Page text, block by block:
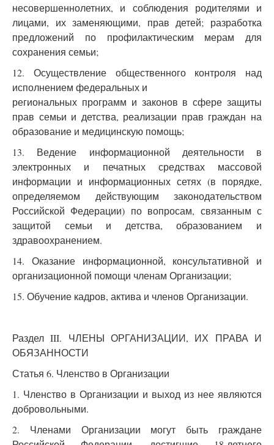
несовершеннолетних, и соблюдения родителями и
лицами, их заменяющими, прав детей; разработка
предложений по профилактическим мерам для
сохранения семьи;
12. Осуществление общественного контроля над
исполнением федеральных и
региональных программ и законов в сфере защиты
прав семьи и детства, реализации прав граждан на
образование и медицинскую помощь;
13. Ведение информационной деятельности в
электронных и печатных средствах массовой
информации и информационных сетях (в порядке,
определяемом действующим законодательством
Российской Федерации) по вопросам, связанным с
защитой семьи и детства, образованием и
здравоохранением.
14. Оказание информационной, консультативной и
организационной помощи членам Организации;
15. Обучение кадров, актива и членов Организации.
Раздел III. ЧЛЕНЫ ОРГАНИЗАЦИИ, ИХ ПРАВА И
ОБЯЗАННОСТИ
Статья 6. Членство в Организации
1. Членство в Организации и выход из нее являются
добровольными.
2. Членами Организации могут быть граждане